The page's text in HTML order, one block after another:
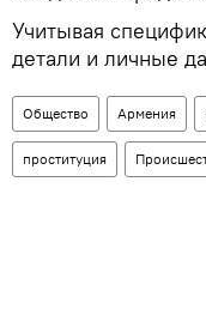
Учитывая
детали и личные
Общество Армения
проституция